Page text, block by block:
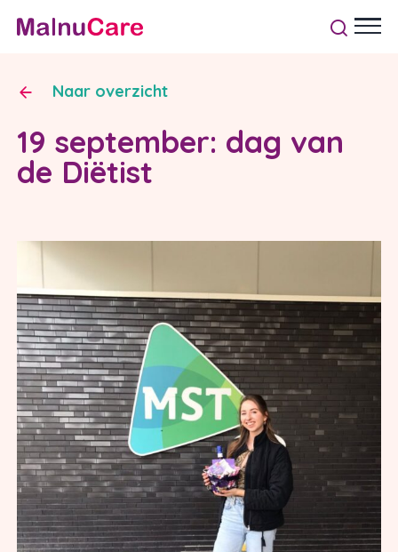
Naar overzicht
19 september: dag van
de Diëtist